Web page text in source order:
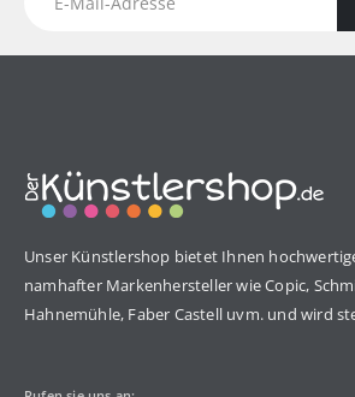
Unser Künstlershop bietet Ihnen
namhafter Markenhersteller wie Copic,
Hahnemühle, Faber Castell uvm. und wird